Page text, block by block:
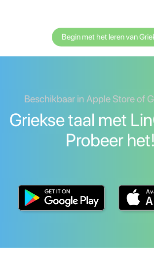
Begin met het leren van
Beschikbaar in Apple Store of
Griekse taal met
Probeer het!